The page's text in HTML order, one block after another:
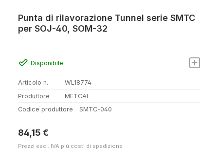
Punta di rilavorazione Tunnel serie SMTC
per SOJ-40, SOM-32
Disponibile
Articolo n.
WL18774
Produttore
METCAL
Codice produttore
SMTC-040
Prezzo normale:
84,15 €
Prezzi escl. IVA più costi di spedizione